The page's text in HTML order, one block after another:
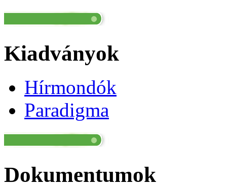
Kiadványok
Hírmondók
Paradigma
Dokumentumok